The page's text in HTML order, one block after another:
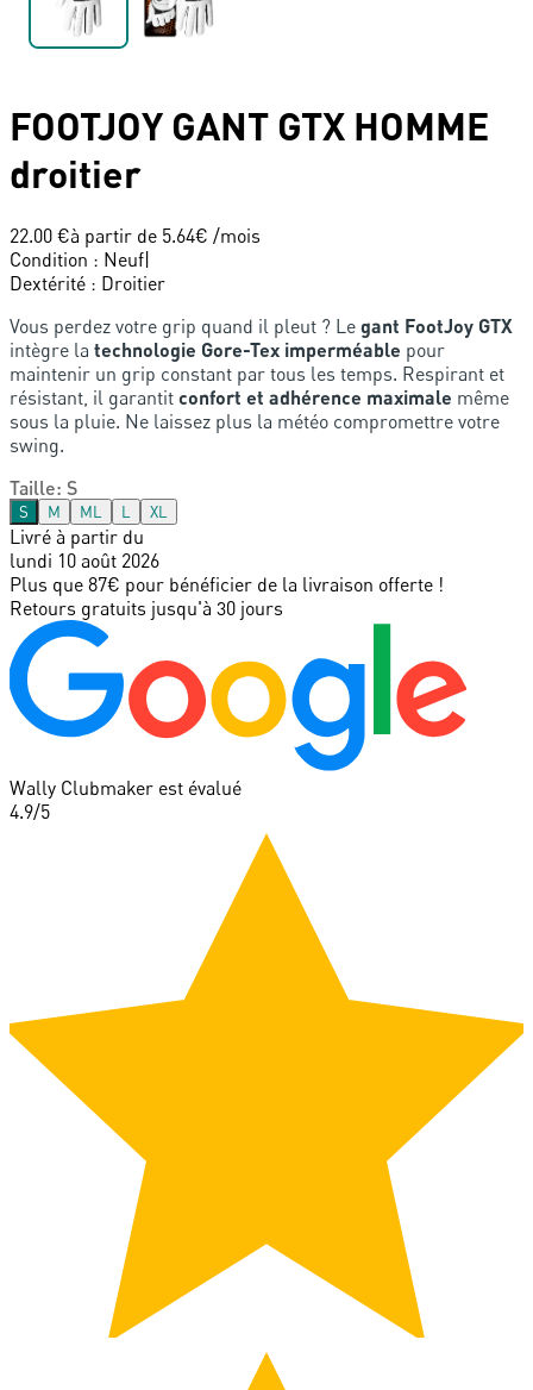
FOOTJOY GANT GTX HOMME
droitier
22.00 €à partir de 5.64€ /mois
Condition : Neuf|
Dextérité : Droitier
Vous perdez votre grip quand il pleut ? Le gant FootJoy GTX
intègre la technologie Gore-Tex imperméable pour
maintenir un grip constant par tous les temps. Respirant et
résistant, il garantit confort et adhérence maximale même
sous la pluie. Ne laissez plus la météo compromettre votre
swing.
Taille: S
S M ML L XL
Livré à partir du
lundi 10 août 2026
Plus que 87€ pour bénéficier de la livraison offerte !
Retours gratuits jusqu'à 30 jours
Wally Clubmaker est évalué
4.9/5